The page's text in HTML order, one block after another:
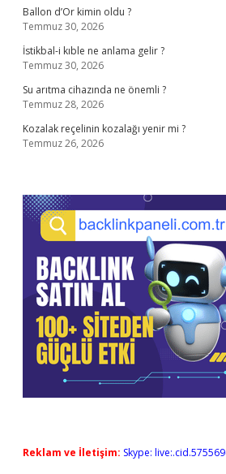
Ballon d’Or kimin oldu ?
Temmuz 30, 2026
İstikbal-i kıble ne anlama gelir ?
Temmuz 30, 2026
Su arıtma cihazında ne önemli ?
Temmuz 28, 2026
Kozalak reçelinin kozalağı yenir mi ?
Temmuz 26, 2026
Reklam ve İletişim: Skype: